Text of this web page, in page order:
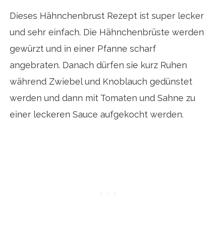
Dieses Hähnchenbrust Rezept ist super lecker
und sehr einfach. Die Hähnchenbrüste werden
gewürzt und in einer Pfanne scharf
angebraten. Danach dürfen sie kurz Ruhen
während Zwiebel und Knoblauch gedünstet
werden und dann mit Tomaten und Sahne zu
einer leckeren Sauce aufgekocht werden.